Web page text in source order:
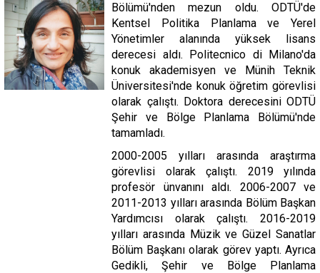
Bölümü'nden mezun oldu. ODTÜ'de
Kentsel Politika Planlama ve Yerel
Yönetimler alanında yüksek lisans
derecesi aldı. Politecnico di Milano'da
konuk akademisyen ve Münih Teknik
Üniversitesi'nde konuk öğretim görevlisi
olarak çalıştı. Doktora derecesini ODTÜ
Şehir ve Bölge Planlama Bölümü'nde
tamamladı.
2000-2005 yılları arasında araştırma
görevlisi olarak çalıştı. 2019 yılında
profesör ünvanını aldı. 2006-2007 ve
2011-2013 yılları arasında Bölüm Başkan
Yardımcısı olarak çalıştı. 2016-2019
yılları arasında Müzik ve Güzel Sanatlar
Bölüm Başkanı olarak görev yaptı. Ayrıca
Gedikli, Şehir ve Bölge Planlama